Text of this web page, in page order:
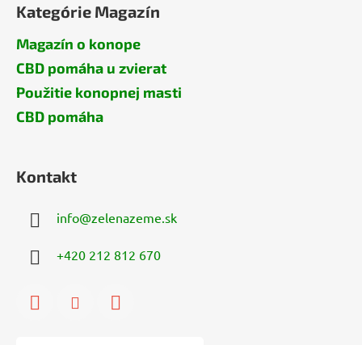
Kategórie Magazín
Magazín o konope
CBD pomáha u zvierat
Použitie konopnej masti
CBD pomáha
Kontakt
info@zelenazeme.sk
+420 212 812 670